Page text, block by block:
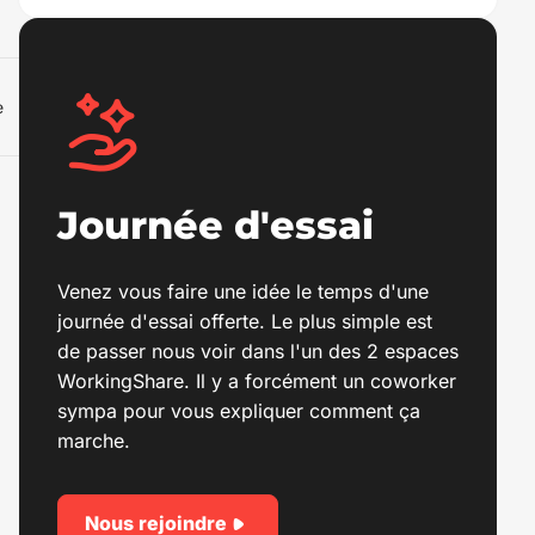
Journée d'essai
Venez vous faire une idée le temps d'une
journée d'essai offerte. Le plus simple est
de passer nous voir dans l'un des 2 espaces
WorkingShare. Il y a forcément un coworker
sympa pour vous expliquer comment ça
marche.
Nous rejoindre